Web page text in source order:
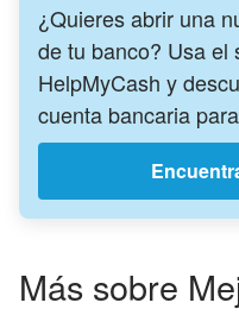
¿Quieres abrir una
de tu banco? Usa el
HelpMyCash y
cuenta bancaria
Más sobre